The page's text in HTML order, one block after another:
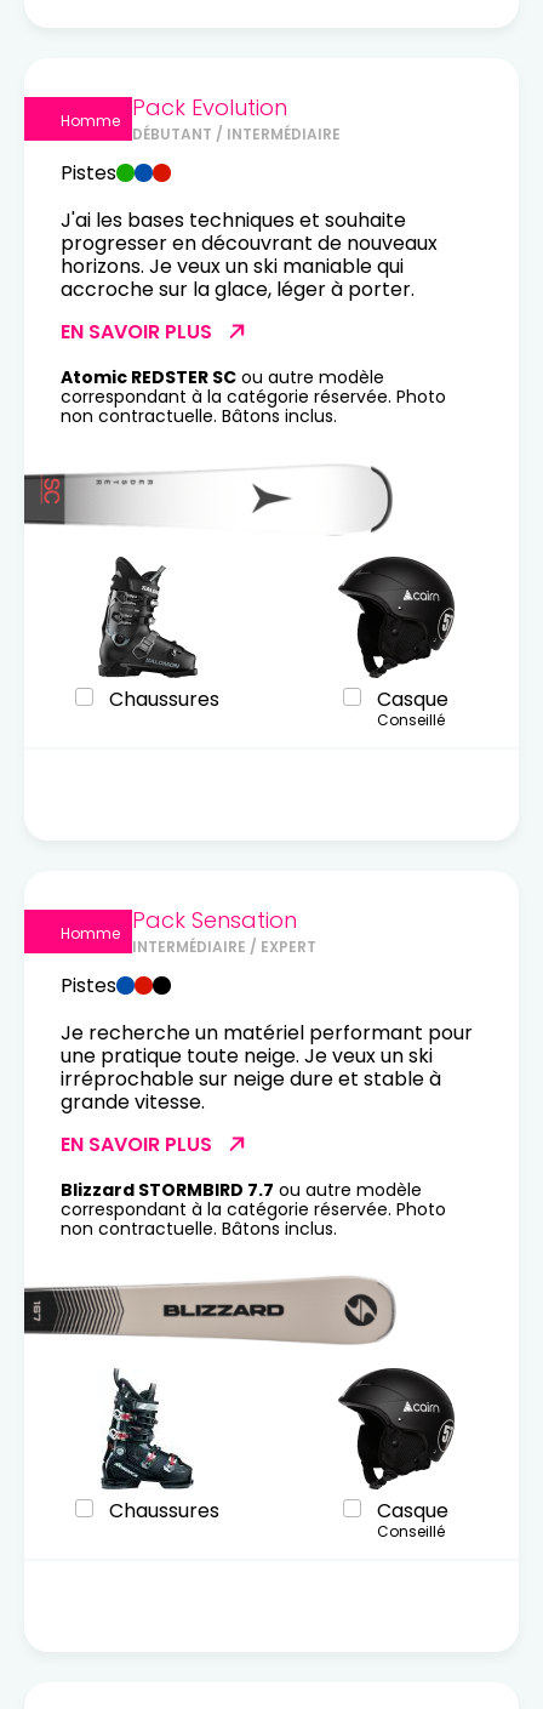
Homme Pack Evolution
DÉBUTANT / INTERMÉDIAIRE
Pistes
J'ai les bases techniques et souhaite
progresser en découvrant de nouveaux
horizons. Je veux un ski maniable qui
accroche sur la glace, léger à porter.
EN SAVOIR PLUS
Atomic REDSTER SC ou autre modèle
correspondant à la catégorie réservée. Photo
non contractuelle. Bâtons inclus.
Chaussures Casque
Conseillé
Homme Pack Sensation
INTERMÉDIAIRE / EXPERT
Pistes
Je recherche un matériel performant pour
une pratique toute neige. Je veux un ski
irréprochable sur neige dure et stable à
grande vitesse.
EN SAVOIR PLUS
Blizzard STORMBIRD 7.7 ou autre modèle
correspondant à la catégorie réservée. Photo
non contractuelle. Bâtons inclus.
Chaussures Casque
Conseillé